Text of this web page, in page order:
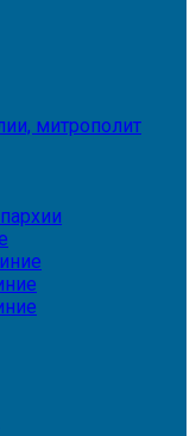
митрополит